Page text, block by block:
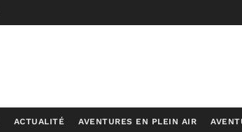
ACTUALITÉ AVENTURES EN PLEIN AIR